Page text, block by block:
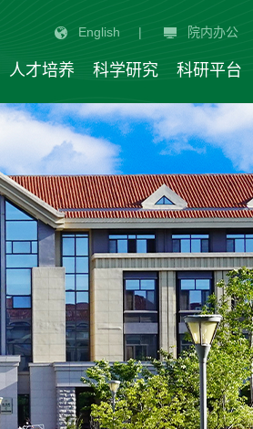
English | 院内办公
人才培养 科学研究 科研平台